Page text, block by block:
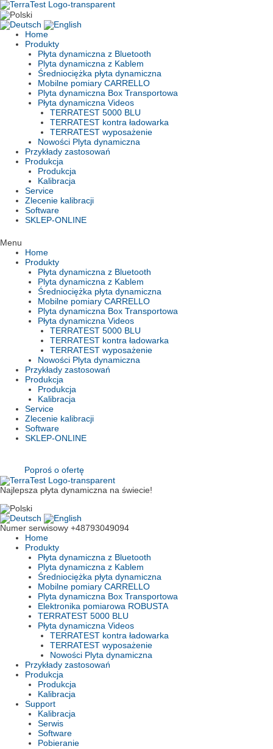
Skip
to
content
Home
Produkty
Płyta dynamiczna z Bluetooth
Plyta dynamiczna z Kablem
Średniociężka płyta dynamiczna
Mobilne pomiary CARRELLO
Plyta dynamiczna Box Transportowa
Płyta dynamiczna Videos
TERRATEST 5000 BLU
TERRATEST kontra ładowarka
TERRATEST wyposażenie
Nowości Plyta dynamiczna
Przykłady zastosowań
Produkcja
Produkcja
Kalibracja
Service
Zlecenie kalibracji
Software
SKLEP-ONLINE
Menu
Home
Produkty
Płyta dynamiczna z Bluetooth
Plyta dynamiczna z Kablem
Średniociężka płyta dynamiczna
Mobilne pomiary CARRELLO
Plyta dynamiczna Box Transportowa
Płyta dynamiczna Videos
TERRATEST 5000 BLU
TERRATEST kontra ładowarka
TERRATEST wyposażenie
Nowości Plyta dynamiczna
Przykłady zastosowań
Produkcja
Produkcja
Kalibracja
Service
Zlecenie kalibracji
Software
SKLEP-ONLINE
Poproś o ofertę
Najlepsza płyta dynamiczna na świecie!
Numer serwisowy +48793049094
Home
Produkty
Płyta dynamiczna z Bluetooth
Plyta dynamiczna z Kablem
Średniociężka płyta dynamiczna
Mobilne pomiary CARRELLO
Plyta dynamiczna Box Transportowa
Elektronika pomiarowa ROBUSTA
TERRATEST 5000 BLU
Płyta dynamiczna Videos
TERRATEST kontra ładowarka
TERRATEST wyposażenie
Nowości Plyta dynamiczna
Przykłady zastosowań
Produkcja
Produkcja
Kalibracja
Support
Kalibracja
Serwis
Software
Pobieranie